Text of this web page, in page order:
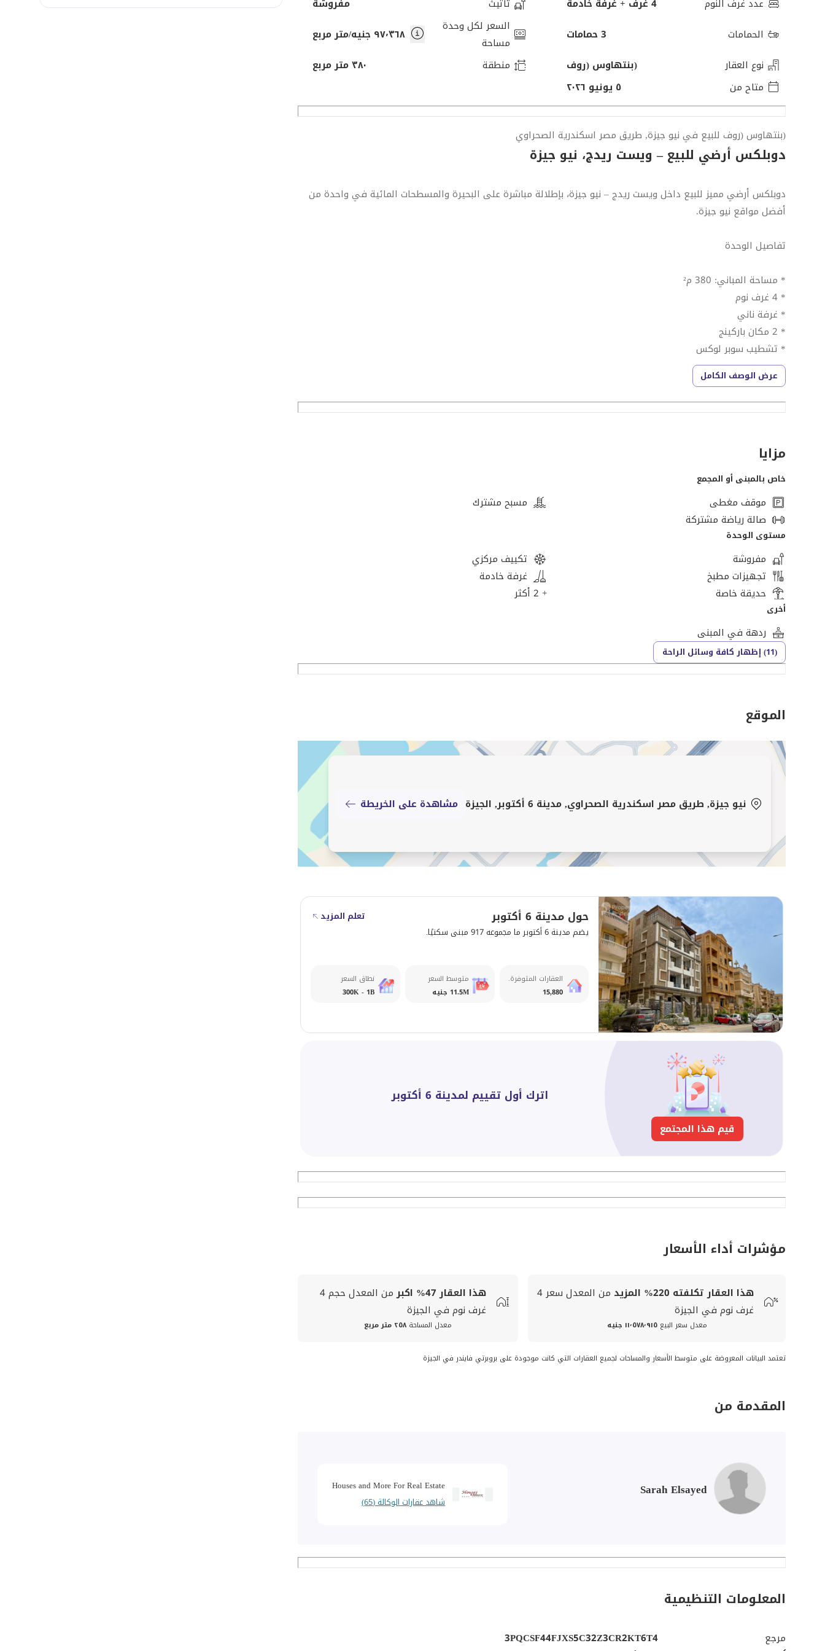
عدد غرف النوم
4 غرف + غرفة خادمة
الحمامات
3 حمامات
نوع العقار
(بنتهاوس (روف
متاح من
٥ يونيو ٢٠٢٦
تأثيث
مفروشة
السعر لكل وحدة
مساحة
٩٧٬٣٦٨ جنيه/متر مربع
منطقة
٣٨٠ متر مربع
(بنتهاوس (روف للبيع في نيو جيزة, طريق مصر اسكندرية الصحراوي
دوبلكس أرضي للبيع – ويست ريدج، نيو جيزة
دوبلكس أرضي مميز للبيع داخل ويست ريدج – نيو جيزة، بإطلالة مباشرة على البحيرة والمسطحات المائية في واحدة من
أفضل مواقع نيو جيزة.
تفاصيل الوحدة
* مساحة المباني: 380 م²
* 4 غرف نوم
* غرفة ناني
* 2 مكان باركينج
* تشطيب سوبر لوكس
المميزات
* موقع ووتر فرونت مميز
* تشطيب فاخر
* مساحات واسعة مناسبة للعائلات
* من أفضل مواقع نيو جيزة
* جاهز للسكن
السعر
37,000,000 جنيه
للتواصل أو المعاينة
[تم إخفاء بيانات الاتصال]
شركة الوساطة العقارية: Houses&more
عرض الوصف الكامل
مزايا
خاص بالمبنى أو المجمع
موقف مغطى
مسبح مشترك
صالة رياضة مشتركة
مستوى الوحدة
مفروشة
تكييف مركزي
تجهيزات مطبخ
غرفة خادمة
حديقة خاصة
+ 2 أكثر
أخرى
ردهة في المبنى
(11) إظهار كافة وسائل الراحة
الموقع
نيو جيزة, طريق مصر اسكندرية الصحراوي, مدينة 6 أكتوبر, الجيزة مشاهدة على الخريطة
حول مدينة 6 أكتوبر
تعلم المزيد
يضم مدينة 6 أكتوبر ما مجموعه 917 مبنى سكنيًا.
العقارات المتوفرة.
15,880
متوسط السعر
11.5M جنيه
نطاق السعر
300K - 1B
اترك أول تقييم لمدينة 6 أكتوبر
قيم هذا المجتمع
مؤشرات أداء الأسعار
هذا العقار تكلفته 220% المزيد من المعدل سعر4
غرف نوم في الجيزة
معدل سعر البيع ١١٬٥٧٨٬٩١٥ جنيه
هذا العقار 47% اكبر من المعدل حجم4
غرف نوم في الجيزة
معدل المساحة ٢٥٨ متر مربع
تعتمد البيانات المعروضة على متوسط الأسعار والمساحات لجميع العقارات التي كانت موجودة على بروبرتي فايندر في الجيزة
المقدمة من
Sarah Elsayed
Houses and More For Real Estate
شاهد عقارات الوكالة (65)
المعلومات التنظيمية
مرجع
3PQCSF44FJXS5C32Z3CR2KT6T4